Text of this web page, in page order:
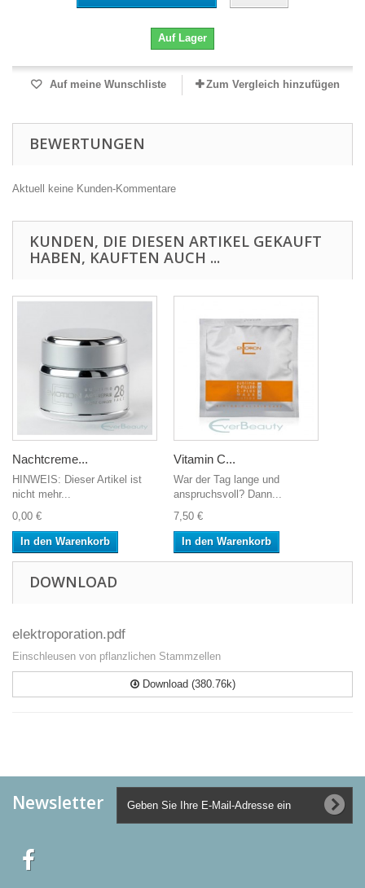
Auf Lager
Auf meine Wunschliste Zum Vergleich hinzufügen
BEWERTUNGEN
Aktuell keine Kunden-Kommentare
KUNDEN, DIE DIESEN ARTIKEL GEKAUFT
HABEN, KAUFTEN AUCH ...
Nachtcreme...
HINWEIS: Dieser Artikel ist
nicht mehr...
0,00 €
In den Warenkorb
Vitamin C...
War der Tag lange und
anspruchsvoll? Dann...
7,50 €
In den Warenkorb
DOWNLOAD
elektroporation.pdf
Einschleusen von pflanzlichen Stammzellen
Download (380.76k)
Newsletter